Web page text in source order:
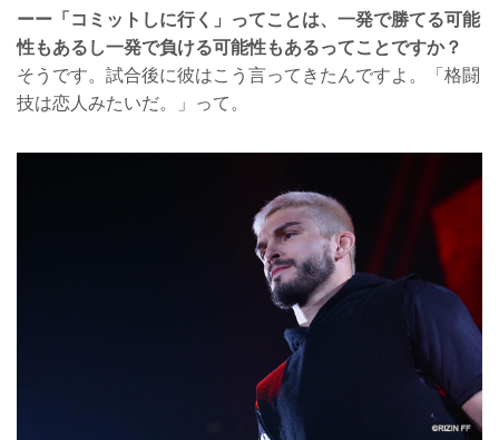
ーー「コミットしに行く」ってことは、一発で勝てる可能
性もあるし一発で負ける可能性もあるってことですか？
そうです。試合後に彼はこう言ってきたんですよ。「格闘
技は恋人みたいだ。」って。